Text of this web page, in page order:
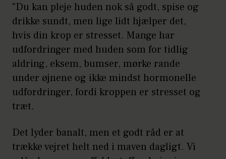
"Du kan pleje huden nok så godt, spise og
drikke sundt, men lige lidt hjælper det,
hvis din krop er stresset. Mange har
udfordringer med huden som for tidlig
aldring, eksem, bumser, mørke rande
under øjnene og ikke mindst hormonelle
udfordringer, fordi kroppen er stresset og
træt.
Det lyder banalt, men et godt råd er at
trække vejret helt ned i maven dagligt. Vi